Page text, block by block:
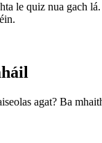
le quiz nua gach
agat? Ba